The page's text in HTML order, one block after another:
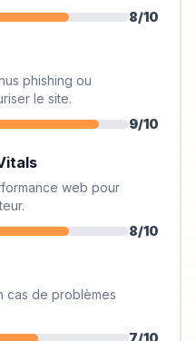
8/10
phishing ou
le site.
9/10
web pour
8/10
cas de problèmes
7/10